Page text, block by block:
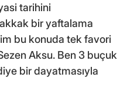
tarihini
bir yaftalama
bu konuda tek favori
Aksu. Ben 3 buçuk
bir dayatmasıyla